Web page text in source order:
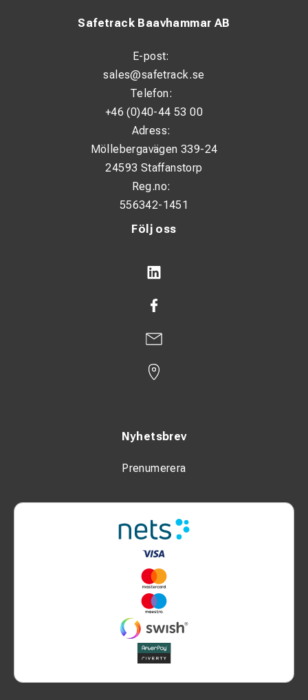
Elektroddiameter: 1,6 – 4,0 mm
Erforderlig ineffekt: 2,8 / 4,2 kW
Intermittens: 140 A @ 25 %
Inställningsområde: 10 – 150 A
Tomgångsspänning: 82 V
Service- och underhållsarbeten
Bygg, industri och lantbruk
Följ oss
Nyhetsbrev
Prenumerera
Safetrack Baavhammar AB
E-post:
sales@safetrack.se
Telefon:
+46 (0)40-44 53 00
Adress:
Möllebergavägen 339-24
24593 Staffanstorp
Reg.no:
556342-1451